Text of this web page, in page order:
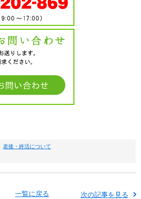
、老後・終活について
一覧に戻る 次の記事を見る